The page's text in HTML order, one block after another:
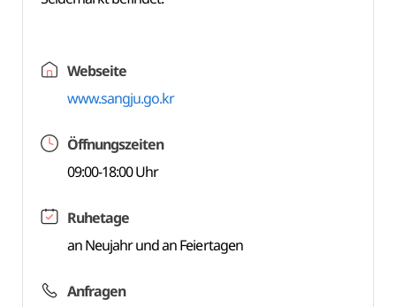
Webseite
www.sangju.go.kr
Öffnungszeiten
09:00-18:00 Uhr
Ruhetage
an Neujahr und an Feiertagen
Anfragen